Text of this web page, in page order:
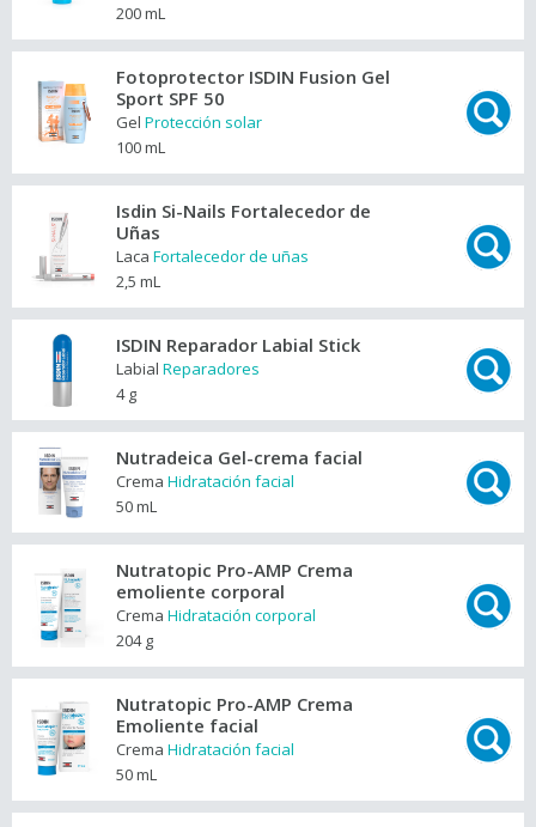
200 mL
Fotoprotector ISDIN Fusion Gel
Sport SPF 50
Gel Protección solar
100 mL
Isdin Si-Nails Fortalecedor de
Uñas
Laca Fortalecedor de uñas
2,5 mL
ISDIN Reparador Labial Stick
Labial Reparadores
4 g
Nutradeica Gel-crema facial
Crema Hidratación facial
50 mL
Nutratopic Pro-AMP Crema
emoliente corporal
Crema Hidratación corporal
204 g
Nutratopic Pro-AMP Crema
Emoliente facial
Crema Hidratación facial
50 mL